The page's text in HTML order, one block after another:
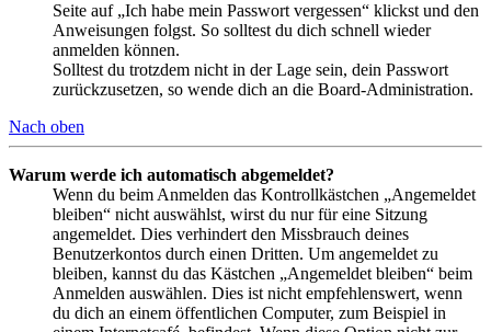
Seite auf „Ich habe mein Passwort vergessen“ klickst und den
Anweisungen folgst. So solltest du dich schnell wieder
anmelden können.
Solltest du trotzdem nicht in der Lage sein, dein Passwort
zurückzusetzen, so wende dich an die Board-Administration.
Nach oben
Warum werde ich automatisch abgemeldet?
Wenn du beim Anmelden das Kontrollkästchen „Angemeldet
bleiben“ nicht auswählst, wirst du nur für eine Sitzung
angemeldet. Dies verhindert den Missbrauch deines
Benutzerkontos durch einen Dritten. Um angemeldet zu
bleiben, kannst du das Kästchen „Angemeldet bleiben“ beim
Anmelden auswählen. Dies ist nicht empfehlenswert, wenn
du dich an einem öffentlichen Computer, zum Beispiel in